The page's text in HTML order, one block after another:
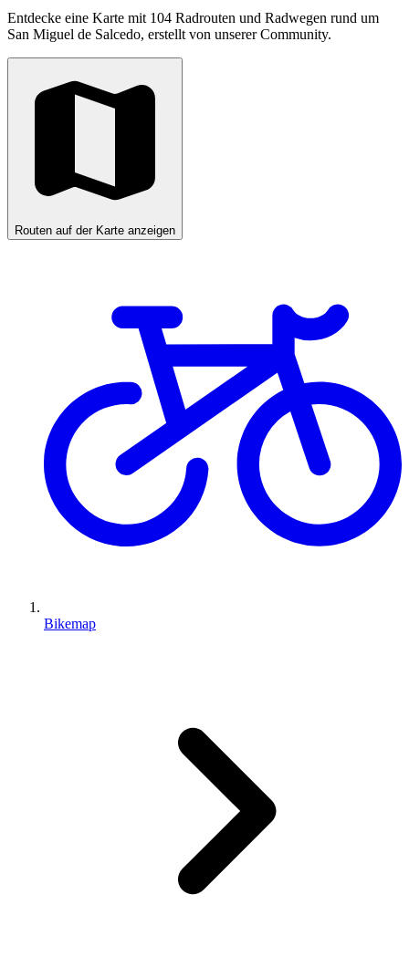
Entdecke eine Karte mit 104 Radrouten und Radwegen rund um
San Miguel de Salcedo, erstellt von unserer Community.
Routen auf der Karte anzeigen
Bikemap